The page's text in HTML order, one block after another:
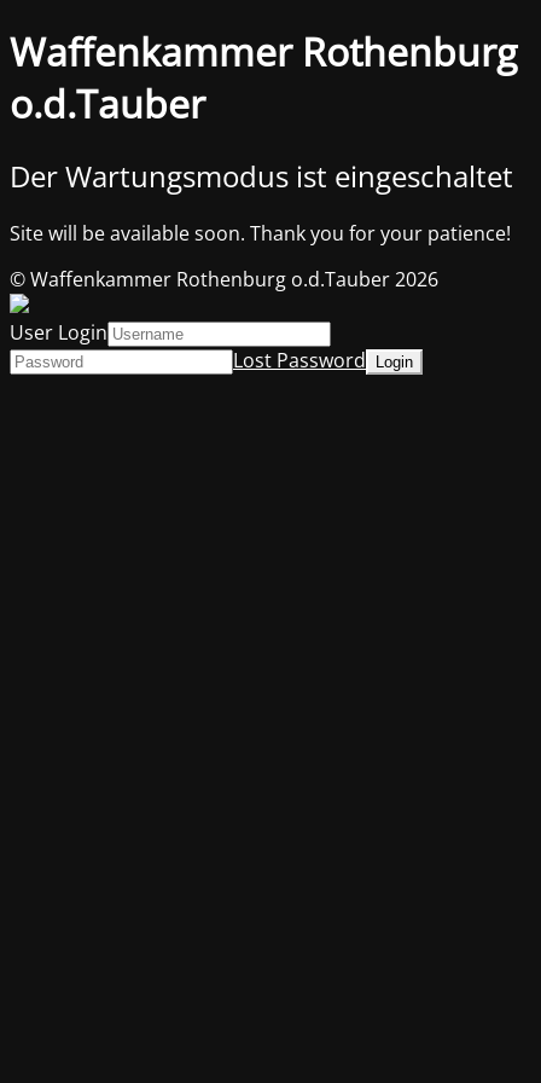
Waffenkammer Rothenburg
o.d.Tauber
Der Wartungsmodus ist eingeschaltet
Site will be available soon. Thank you for your patience!
© Waffenkammer Rothenburg o.d.Tauber 2026
User Login
Lost Password